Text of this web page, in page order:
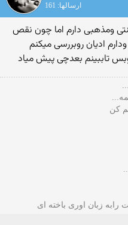
ارسالها: 161
ومذهبی دارم اما چون نقص
ادیان روبررسی میکنم
تاببینم بعدچی پیش میاد
کن
زبان اوری باخته ای